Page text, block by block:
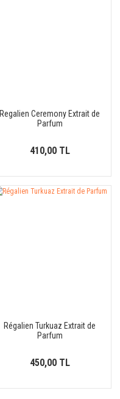
Regalien Ceremony Extrait de
Parfum
410,00 TL
Régalien Turkuaz Extrait de
Parfum
450,00 TL